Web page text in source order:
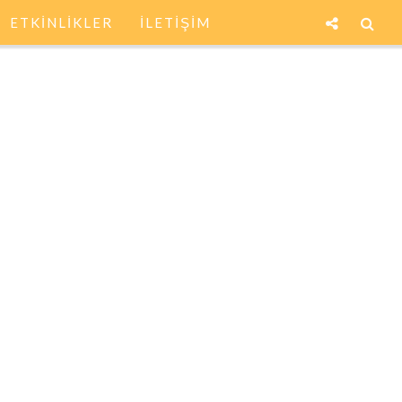
ETKİNLİKLER İLETİŞİM